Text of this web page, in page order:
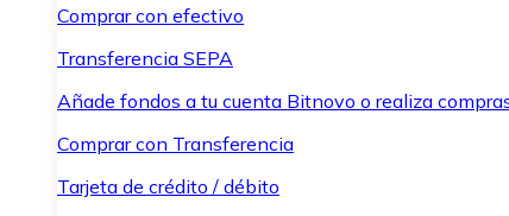
Comprar con efectivo
Transferencia SEPA
Añade fondos a tu cuenta Bitnovo o realiza
Comprar con Transferencia
Tarjeta de crédito / débito